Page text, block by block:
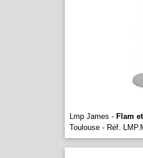
Lmp James - Flam
Toulouse - Réf.